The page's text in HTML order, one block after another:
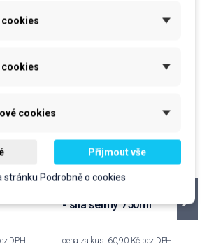
DPH
- síla šelmy 750ml
cena za kus: 60,90 Kč bez DPH
cookies
cookies
Přijmout vše
stránku Podrobně o cookies